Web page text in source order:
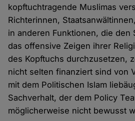
kopftuchtragende Muslimas
Richterinnen,
in anderen Funktionen, die den
das offensive Zeigen ihrer
des Kopftuchs durchzusetzen,
nicht selten finanziert sind von
mit dem Politischen Islam
Sachverhalt, der dem Policy
möglicherweise nicht bewusst